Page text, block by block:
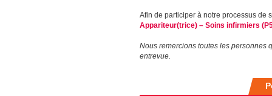
Afin de participer à notre processus de
Appariteur(trice) – Soins infirmiers
Nous remercions toutes les personnes
entrevue.